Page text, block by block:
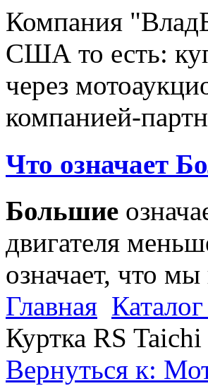
Компания
США то есть:
через
компанией-
Что означает
Большие
двигателя
означает, что
Главная
Куртка RS
Вернуться к: